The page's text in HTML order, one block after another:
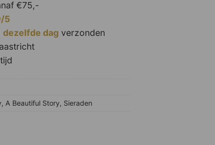
€75,-
5
dezelfde dag verzonden
, A Beautiful Story, Sieraden